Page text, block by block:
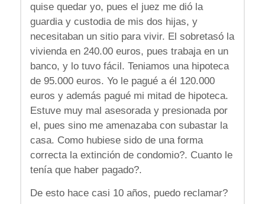
quise quedar yo, pues el juez me dió la
guardia y custodia de mis dos hijas, y
necesitaban un sitio para vivir. El sobretasó la
vivienda en 240.00 euros, pues trabaja en un
banco, y lo tuvo fácil. Teniamos una hipoteca
de 95.000 euros. Yo le pagué a él 120.000
euros y además pagué mi mitad de hipoteca.
Estuve muy mal asesorada y presionada por
el, pues sino me amenazaba con subastar la
casa. Como hubiese sido de una forma
correcta la extinción de condomio?. Cuanto le
tenía que haber pagado?.
De esto hace casi 10 años, puedo reclamar?